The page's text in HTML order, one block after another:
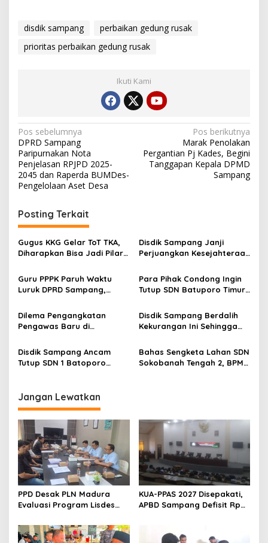
disdik sampang
perbaikan gedung rusak
prioritas perbaikan gedung rusak
Ikuti Kami
Navigasi
pos
Pos sebelumnya
DPRD Sampang
Paripurnakan Nota
Penjelasan RPJPD 2025-
2045 dan Raperda BUMDes-
Pengelolaan Aset Desa
Pos berikutnya
Marak Penolakan
Pergantian Pj Kades, Begini
Tanggapan Kepala DPMD
Sampang
Posting Terkait
Gugus KKG Gelar ToT TKA,
Diharapkan Bisa Jadi Pilar
Disdik Sampang Janji
Perjuangkan Kesejahteraan
Guru PPPK Paruh Waktu
Luruk DPRD Sampang,
Kesejahteraannya
Para Pihak Condong Ingin
Tutup SDN Batuporo Timur
Siswanya
Dilema Pengangkatan
Pengawas Baru di
Disdik Sampang Berdalih
Kekurangan Ini Sehingga
Tanpa KBM
Disdik Sampang Ancam
Tutup SDN 1 Batoporo
Bahas Sengketa Lahan SDN
Sokobanah Tengah 2, BPMP
Jangan Lewatkan
PPD Desak PLN Madura
Evaluasi Program Lisdes
KUA-PPAS 2027 Disepakati,
APBD Sampang Defisit Rp